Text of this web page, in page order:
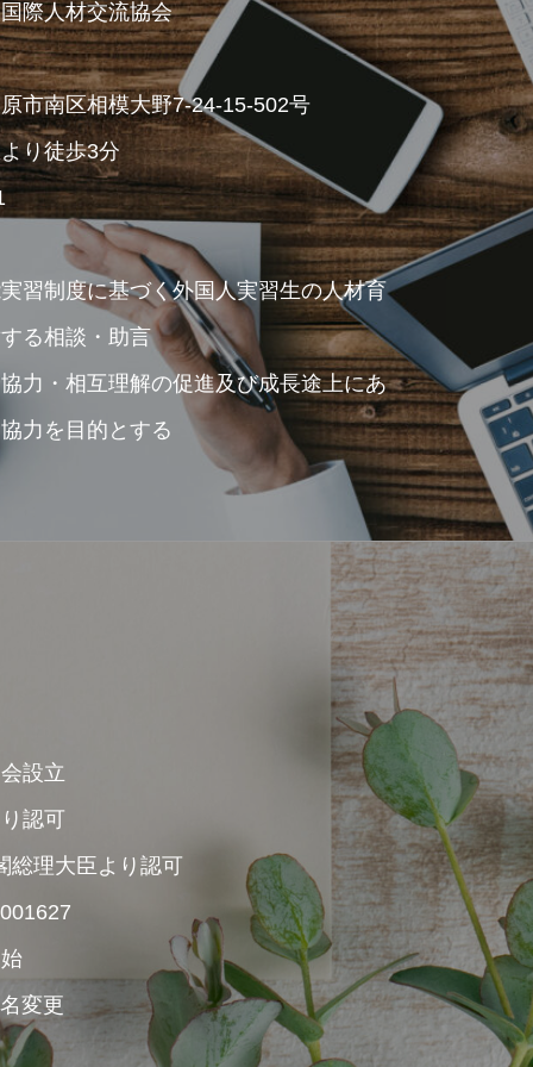
際人材交流協会
市南区相模大野7-24-15-502号
り徒歩3分
習制度に基づく外国人実習生の人材育
る相談・助言
力・相互理解の促進及び成長途上にあ
力を目的とする
設立
認可
総理大臣より認可
変更